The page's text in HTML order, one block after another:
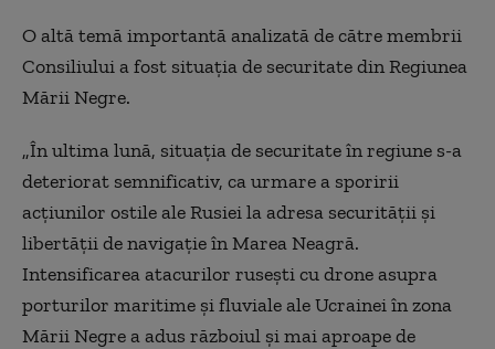
O altă temă importantă analizată de către membrii
Consiliului a fost situația de securitate din Regiunea
Mării Negre.
„În ultima lună, situația de securitate în regiune s-a
deteriorat semnificativ, ca urmare a sporirii
acțiunilor ostile ale Rusiei la adresa securității și
libertății de navigație în Marea Neagră.
Intensificarea atacurilor rusești cu drone asupra
porturilor maritime și fluviale ale Ucrainei în zona
Mării Negre a adus războiul și mai aproape de